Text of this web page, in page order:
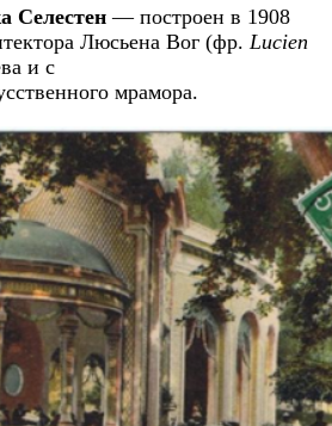
Селестен — построен в 1908
Люсьена Вог (фр. Lucien
и с
мрамора.